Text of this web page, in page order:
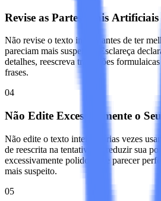
Revise as Partes Mais
Não revise o texto inteiro antes de ter
pareciam mais suspeitos. Esclareça
detalhes, reescreva transições
frases.
04
Não Edite Excessivamente o
Não edite o texto inteiro várias vezes
de reescrita na tentativa de reduzir sua
excessivamente polido pode parecer
mais suspeito.
05